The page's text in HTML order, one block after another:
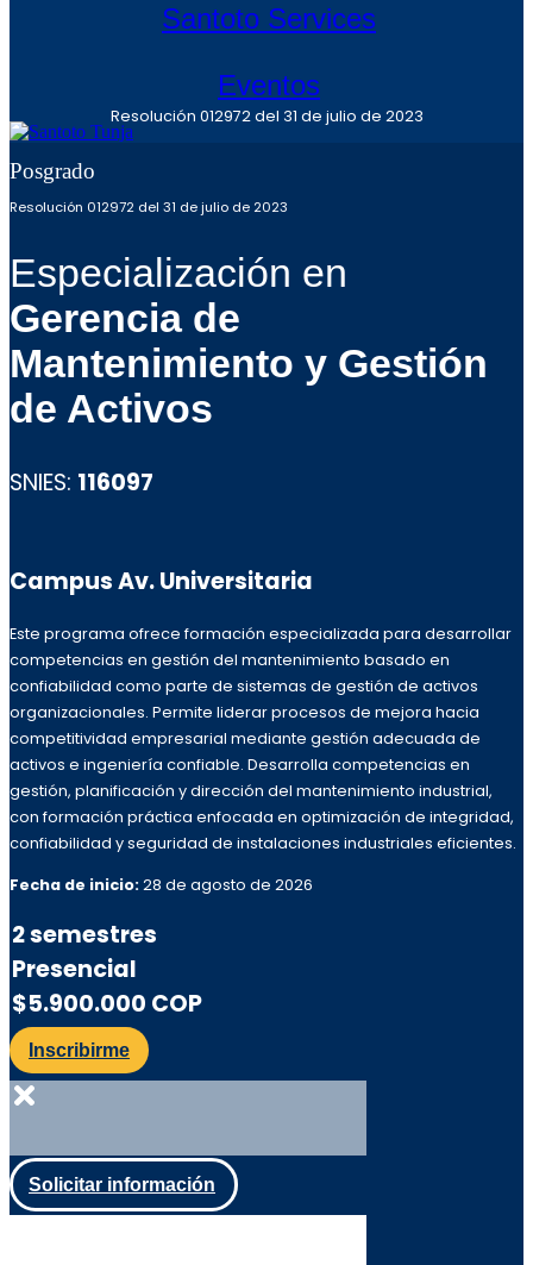
Santoto Services
Eventos
Resolución 012972 del 31 de julio de 2023
Posgrado
Resolución 012972 del 31 de julio de 2023
Especialización en
Gerencia de
Mantenimiento y Gestión
de Activos
SNIES: 116097
Campus Av. Universitaria
Este programa ofrece formación especializada para desarrollar
competencias en gestión del mantenimiento basado en
confiabilidad como parte de sistemas de gestión de activos
organizacionales. Permite liderar procesos de mejora hacia
competitividad empresarial mediante gestión adecuada de
activos e ingeniería confiable. Desarrolla competencias en
gestión, planificación y dirección del mantenimiento industrial,
con formación práctica enfocada en optimización de integridad,
confiabilidad y seguridad de instalaciones industriales eficientes.
Fecha de inicio:28 de agosto de 2026
2 semestres
Presencial
$5.900.000 COP
Inscribirme
Solicitar información